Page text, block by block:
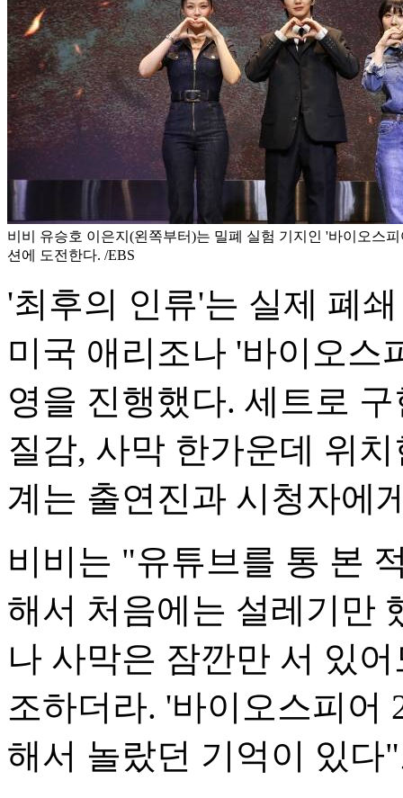
비비 유승호 이은지(왼쪽부터)는 밀폐 실험 기지인 '바이오스
션에 도전한다. /EBS
'최후의 인류'는 실제 폐
미국 애리조나 '바이오스
영을 진행했다. 세트로
질감, 사막 한가운데 위
계는 출연진과 시청자에
비비는 "유튜브를 통 본
해서 처음에는 설레기만
나 사막은 잠깐만 서 있
조하더라. '바이오스피어
해서 놀랐던 기억이 있다